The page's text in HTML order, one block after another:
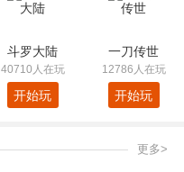
斗罗大陆
40710人在玩
开始玩
一刀传世
12786人在玩
开始玩
更多>